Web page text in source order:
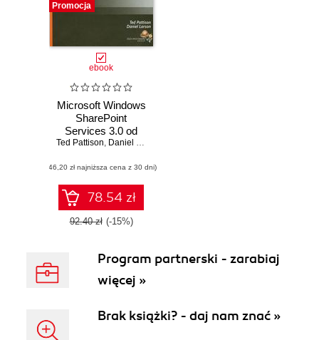
Promocja
ebook
Microsoft Windows
SharePoint
Services 3.0 od
środka
Ted Pattison, Daniel Larson
(46,20 zł najniższa cena z 30 dni)
78.54 zł
92.40 zł (-15%)
Program partnerski - zarabiaj
więcej »
Brak książki? - daj nam znać »